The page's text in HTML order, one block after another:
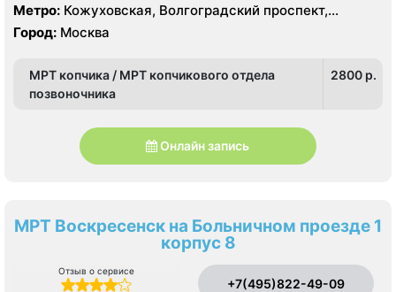
Метро: Кожуховская, Волгоградский проспект,
Текстильщики
Город: Москва
МРТ копчика / МРТ копчикового отдела
позвоночника
2800 p.
Онлайн запись
МРТ Воскресенск на Больничном проезде 1
корпус 8
Отзыв о сервисе
+7(495)822-49-09